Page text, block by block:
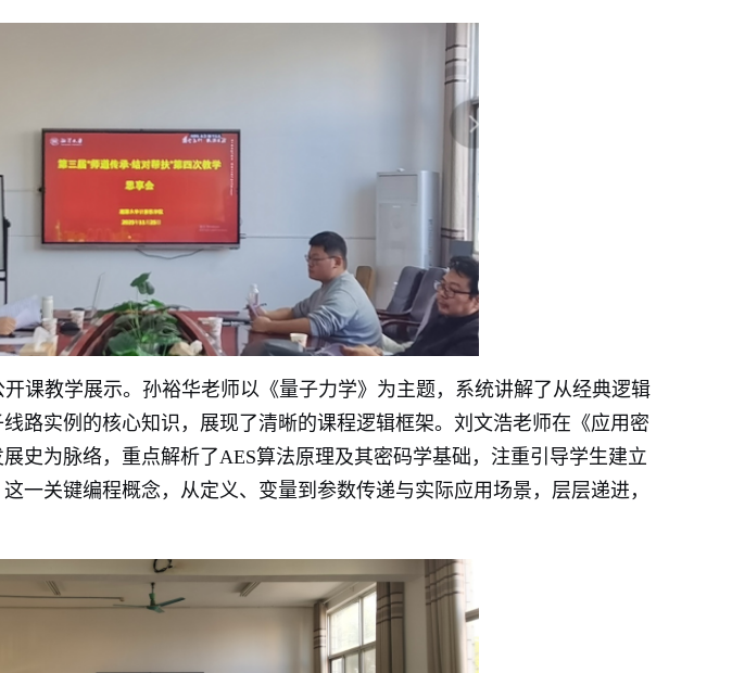
课教学展示。孙裕华老师以《量子力学》为主题，系统讲解了从经典逻辑
路实例的核心知识，展现了清晰的课程逻辑框架。刘文浩老师在《应用密
为脉络，重点解析了AES算法原理及其密码学基础，注重引导学生建立
一关键编程概念，从定义、变量到参数传递与实际应用场景，层层递进，